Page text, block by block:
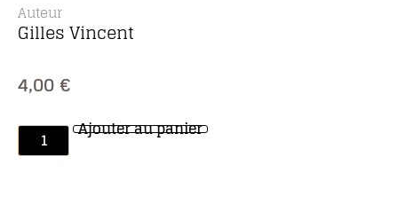
Auteur
Gilles Vincent
4,00€
Ajouter au panier